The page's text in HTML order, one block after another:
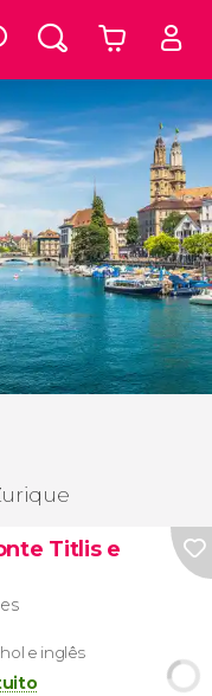
Titlis e
e inglês